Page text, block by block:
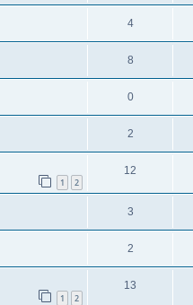
4
8
0
2
1 2
12
3
2
1 2
13